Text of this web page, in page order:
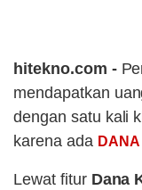
hitekno.com -
mendapatkan
dengan satu kali
karena ada
Lewat fitur Dana